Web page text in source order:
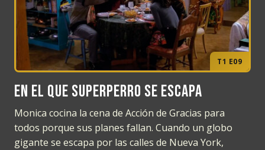
T1 E09
En el que Superperro se escapa
Monica cocina la cena de Acción de Gracias para
todos porque sus planes fallan. Cuando un globo
gigante se escapa por las calles de Nueva York,